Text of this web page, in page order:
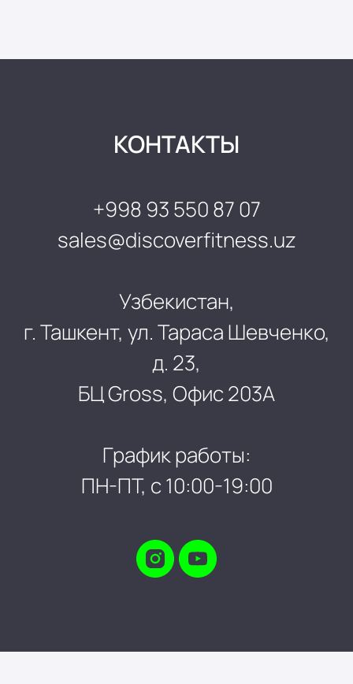
КОНТАКТЫ
+998 93 550 87 07
sales@discoverfitness.uz
Узбекистан,
г. Ташкент, ул. Тараса Шевченко,
д. 23,
БЦ Gross, Офис 203А
График работы:
ПН-ПТ, с 10:00-19:00